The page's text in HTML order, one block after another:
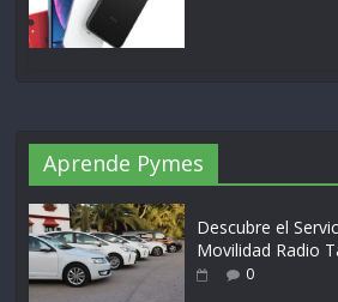
Aprende Pymes
Descubre el
Movilidad Radio
0